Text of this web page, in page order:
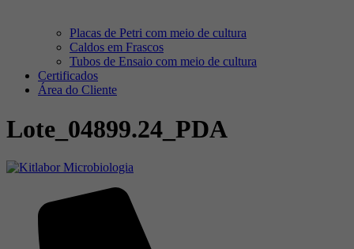
Placas de Petri com meio de cultura
Caldos em Frascos
Tubos de Ensaio com meio de cultura
Certificados
Área do Cliente
Lote_04899.24_PDA